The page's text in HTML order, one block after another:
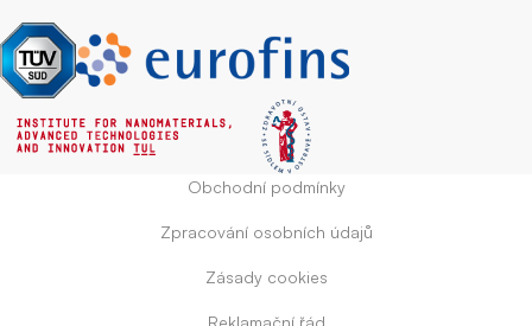
Obchodní podmínky
Zpracování osobních údajů
Zásady cookies
Reklamační řád